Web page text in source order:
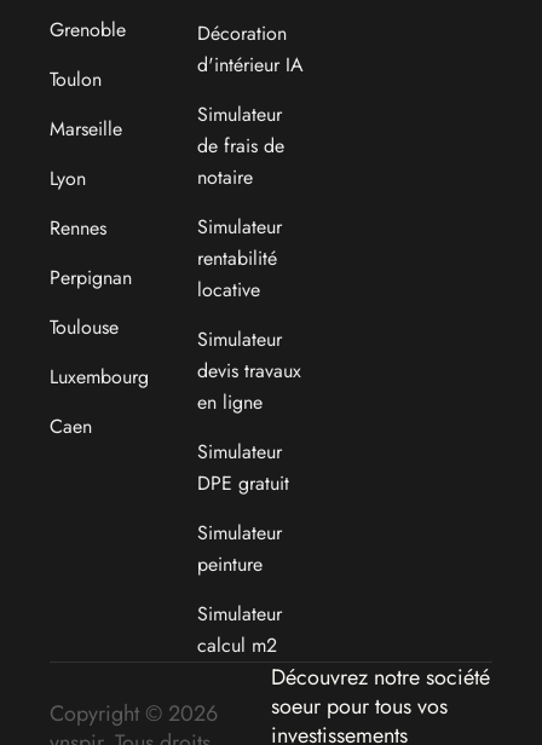
Grenoble
Toulon
Marseille
Lyon
Rennes
Perpignan
Toulouse
Luxembourg
Caen
Décoration
d'intérieur IA
Simulateur
de frais de
notaire
Simulateur
rentabilité
locative
Simulateur
devis travaux
en ligne
Simulateur
DPE gratuit
Simulateur
peinture
Simulateur
calcul m2
Copyright © 2026
Découvrez notre société
soeur pour tous vos
investissements